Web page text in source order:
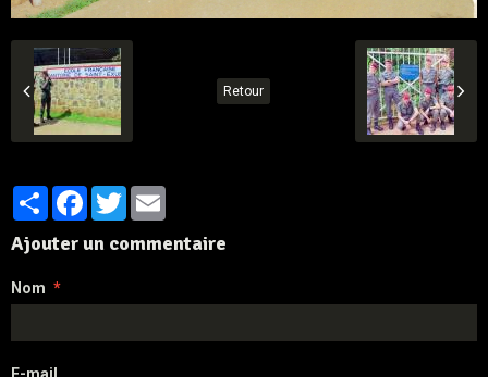
Retour
PartagerFacebook
Twitter
Ajouter un commentaire
Nom